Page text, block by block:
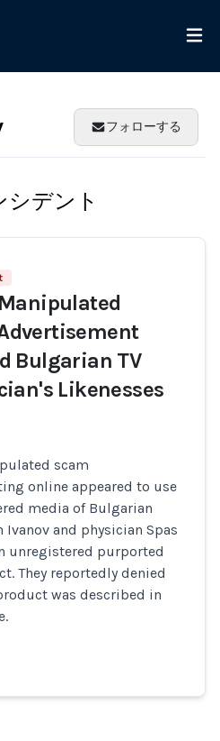
フォローする
デント
Bulgarian TV
Likenesses
scam
online appeared to use
media of Bulgarian
and physician Spas
unregistered purported
They reportedly denied
was described in